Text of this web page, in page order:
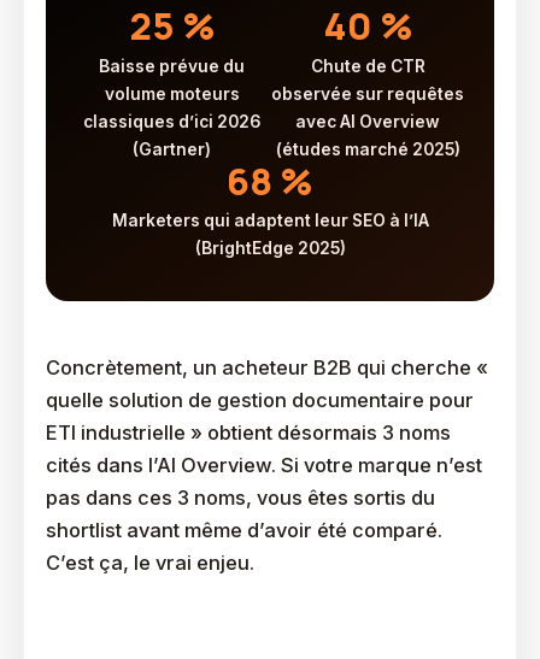
25 %
Baisse prévue du
volume moteurs
classiques d’ici 2026
(Gartner)
40 %
Chute de CTR
observée sur requêtes
avec AI Overview
(études marché 2025)
68 %
Marketers qui adaptent leur SEO à l’IA
(BrightEdge 2025)
Concrètement, un acheteur B2B qui cherche «
quelle solution de gestion documentaire pour
ETI industrielle » obtient désormais 3 noms
cités dans l’AI Overview. Si votre marque n’est
pas dans ces 3 noms, vous êtes sortis du
shortlist avant même d’avoir été comparé.
C’est ça, le vrai enjeu.